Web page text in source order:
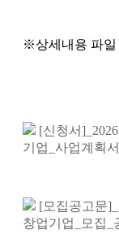
※상세내용 파일
[신청서
기업_사업계획
[모집공고문
창업기업_모집_